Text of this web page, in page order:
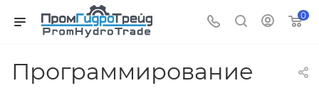
0
Программирование